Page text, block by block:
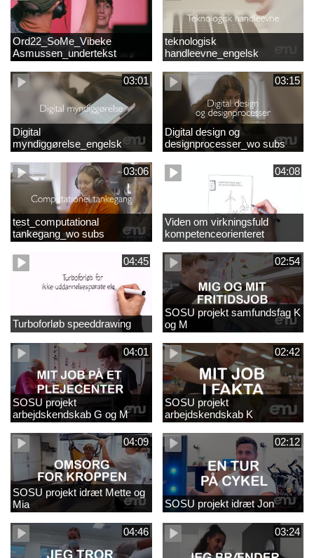
Ord22_SoMe_Vibeke
Asmussen_undertekst
teknologisk
handleevne_engelsk
03:01
Digital
myndiggørelse_engelsk
03:15
Digital design og
designprocesser_wo subs
03:06
test_computational
tankegang_wo subs
04:08
Viden om virkningsfuld
kompetenceorienteret
naturfagsundervisning
04:45
Turboforløb speeddrawing
02:54
SOSU projekt samfundsfag K
og M
04:01
SOSU projekt
arbejdskendskab G og M
02:42
SOSU projekt
arbejdskendskab K
04:09
SOSU projekt idræt Mette og
Mia
02:12
SOSU projekt idræt Jon
04:46 03:24